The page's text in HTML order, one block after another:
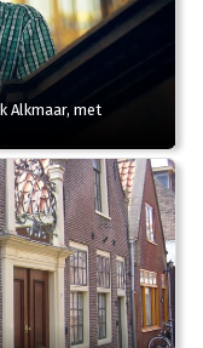
Alkmaar, met